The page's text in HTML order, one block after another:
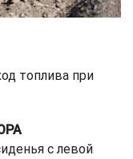
топлива при
с левой